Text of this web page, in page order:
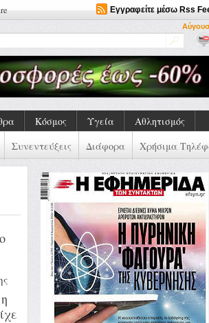
Εγγραφείτε μέσω Rss
Κόσμος Υγεία
Αθλητισμός
Συνεντεύξεις Διάφορα Χρήσιμα